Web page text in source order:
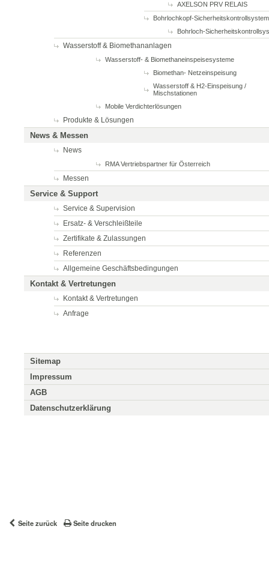
AXELSON PRV RELAIS
Bohrlochkopf-
Bohrloch-
Wasserstoff & Biomethananlagen
Wasserstoff- & Biomethaneinspeisesysteme
Biomethan- Netzeinspeisung
Wasserstoff & H2-Einspeisung /
Mischstationen
Mobile Verdichterlösungen
Produkte & Lösungen
News & Messen
News
RMA Vertriebspartner für Österreich
Messen
Service & Support
Service & Supervision
Ersatz- & Verschleißteile
Zertifikate & Zulassungen
Referenzen
Allgemeine Geschäftsbedingungen
Kontakt & Vertretungen
Kontakt & Vertretungen
Anfrage
Sitemap
Impressum
AGB
Datenschutzerklärung
Seite zurück Seite drucken